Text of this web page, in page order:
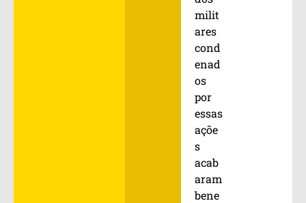
milit
ares
cond
enad
os
por
essas
açõe
s
acab
aram
bene